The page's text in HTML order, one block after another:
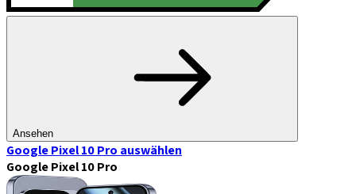
Ansehen
Google Pixel 10 Pro auswählen
Google Pixel 10 Pro